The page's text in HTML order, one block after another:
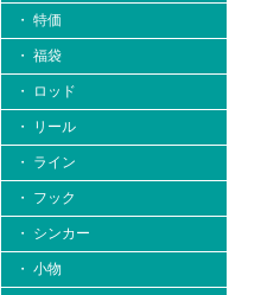
・ 特価
・ 福袋
・ ロッド
・ リール
・ ライン
・ フック
・ シンカー
・ 小物